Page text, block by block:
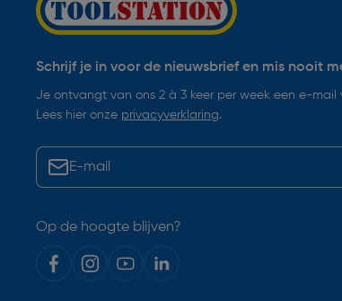
Schrijf je in voor de nieuwsbrief en mis nooit
Je ontvangt van ons 2 à 3 keer per week een e-mail
Lees hier onze privacyverklaring.
Op de hoogte blijven?